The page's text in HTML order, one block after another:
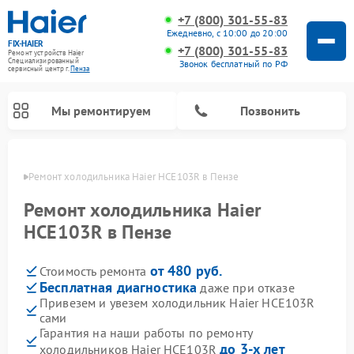
FIX-HAIER
Ремонт устройств Haier
Специализированный
cервисный центр г.Пенза
+7 (800) 301-55-83
Ежедневно, с 10:00 до 20:00
+7 (800) 301-55-83
Звонок бесплатный по РФ
Мы ремонтируем Позвонить
Ремонт холодильника Haier HCE103R в Пензе
Ремонт холодильника Haier
HCE103R в Пензе
Стоимость ремонта от 480 руб.
Бесплатная диагностика даже при отказе
Привезем и увезем холодильник Haier HCE103R
сами
Гарантия на наши работы по ремонту
холодильников Haier HCE103Rдо 3-х лет